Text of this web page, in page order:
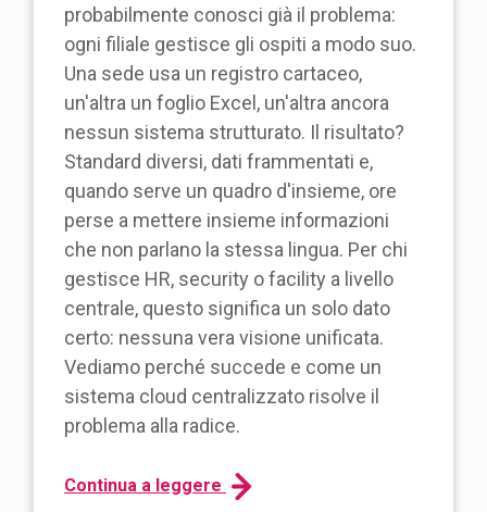
probabilmente conosci già il problema:
ogni filiale gestisce gli ospiti a modo suo.
Una sede usa un registro cartaceo,
un'altra un foglio Excel, un'altra ancora
nessun sistema strutturato. Il risultato?
Standard diversi, dati frammentati e,
quando serve un quadro d'insieme, ore
perse a mettere insieme informazioni
che non parlano la stessa lingua. Per chi
gestisce HR, security o facility a livello
centrale, questo significa un solo dato
certo: nessuna vera visione unificata.
Vediamo perché succede e come un
sistema cloud centralizzato risolve il
problema alla radice.
Continua a leggere